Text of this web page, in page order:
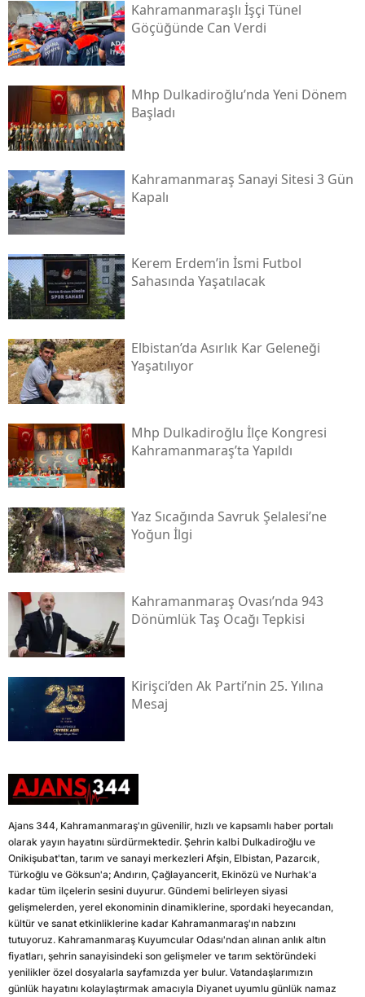
Kahramanmaraşlı İşçi Tünel
Göçüğünde Can Verdi
Mhp Dulkadiroğlu’nda Yeni Dönem
Başladı
Kahramanmaraş Sanayi Sitesi 3 Gün
Kapalı
Kerem Erdem’in İsmi Futbol
Sahasında Yaşatılacak
Elbistan’da Asırlık Kar Geleneği
Yaşatılıyor
Mhp Dulkadiroğlu İlçe Kongresi
Kahramanmaraş’ta Yapıldı
Yaz Sıcağında Savruk Şelalesi’ne
Yoğun İlgi
Kahramanmaraş Ovası’nda 943
Dönümlük Taş Ocağı Tepkisi
Kirişci’den Ak Parti’nin 25. Yılına
Mesaj
Ajans 344, Kahramanmaraş'ın güvenilir, hızlı ve kapsamlı haber portalı
olarak yayın hayatını sürdürmektedir. Şehrin kalbi Dulkadiroğlu ve
Onikişubat'tan, tarım ve sanayi merkezleri Afşin, Elbistan, Pazarcık,
Türkoğlu ve Göksun'a; Andırın, Çağlayancerit, Ekinözü ve Nurhak'a
kadar tüm ilçelerin sesini duyurur. Gündemi belirleyen siyasi
gelişmelerden, yerel ekonominin dinamiklerine, spordaki heyecandan,
kültür ve sanat etkinliklerine kadar Kahramanmaraş'ın nabzını
tutuyoruz. Kahramanmaraş Kuyumcular Odası'ndan alınan anlık altın
fiyatları, şehrin sanayisindeki son gelişmeler ve tarım sektöründeki
yenilikler özel dosyalarla sayfamızda yer bulur. Vatandaşlarımızın
günlük hayatını kolaylaştırmak amacıyla Diyanet uyumlu günlük namaz